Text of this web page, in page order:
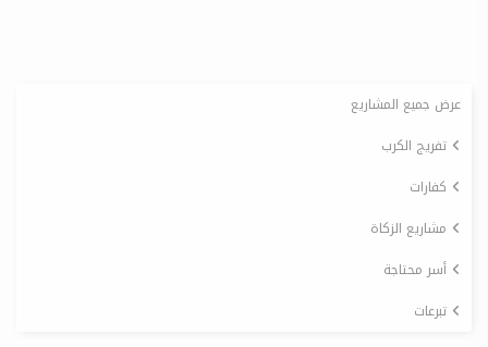
عرض جميع المشاريع
تفريج الكرب
كفارات
مشاريع الزكاة
أسر محتاجة
تبرعات